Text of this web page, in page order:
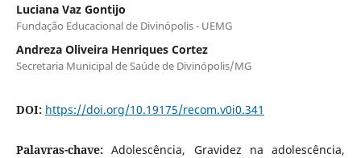
Luciana Vaz Gontijo
Fundação Educacional de Divinópolis - UEMG
Andreza Oliveira Henriques Cortez
Secretaria Municipal de Saúde de Divinópolis/MG
DOI: https://doi.org/10.19175/recom.v0i0.341
Palavras-chave:Adolescência, Gravidez na adolescência,